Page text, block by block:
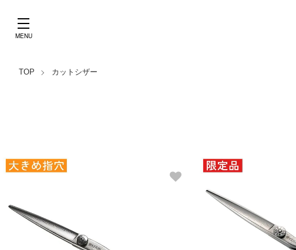
TOP カットシザー